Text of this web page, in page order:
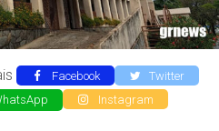
Facebook
Twitter
Instagram